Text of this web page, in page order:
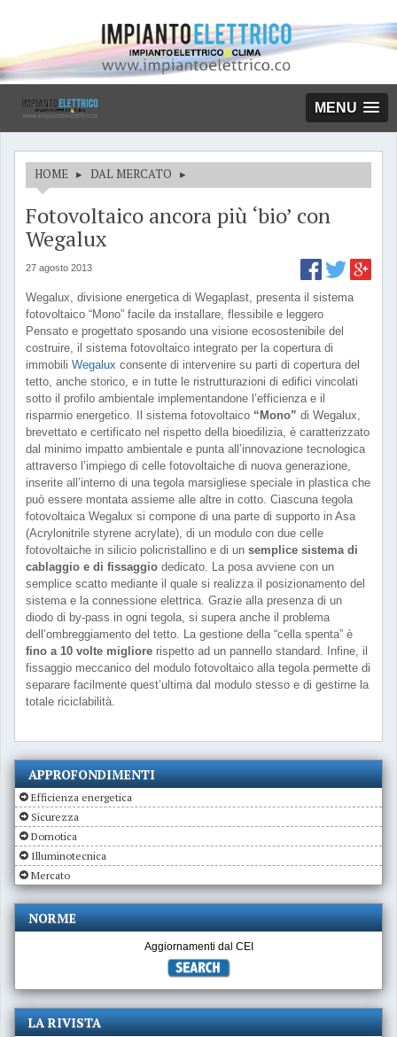
MENU
HOME ▸ DAL MERCATO ▸
Fotovoltaico ancora più ‘bio’ con
Wegalux
27 agosto 2013
Wegalux, divisione energetica di Wegaplast, presenta il sistema
fotovoltaico “Mono” facile da installare, flessibile e leggero
Pensato e progettato sposando una visione ecosostenibile del
costruire, il sistema fotovoltaico integrato per la copertura di
immobili Wegalux consente di intervenire su parti di copertura del
tetto, anche storico, e in tutte le ristrutturazioni di edifici vincolati
sotto il profilo ambientale implementandone l’efficienza e il
risparmio energetico. Il sistema fotovoltaico “Mono” di Wegalux,
brevettato e certificato nel rispetto della bioedilizia, è caratterizzato
dal minimo impatto ambientale e punta all’innovazione tecnologica
attraverso l’impiego di celle fotovoltaiche di nuova generazione,
inserite all’interno di una tegola marsigliese speciale in plastica che
può essere montata assieme alle altre in cotto. Ciascuna tegola
fotovoltaica Wegalux si compone di una parte di supporto in Asa
(Acrylonitrile styrene acrylate), di un modulo con due celle
fotovoltaiche in silicio policristallino e di un semplice sistema di
cablaggio e di fissaggio dedicato. La posa avviene con un
semplice scatto mediante il quale si realizza il posizionamento del
sistema e la connessione elettrica. Grazie alla presenza di un
diodo di by-pass in ogni tegola, si supera anche il problema
dell’ombreggiamento del tetto. La gestione della “cella spenta” è
fino a 10 volte migliore rispetto ad un pannello standard. Infine, il
fissaggio meccanico del modulo fotovoltaico alla tegola permette di
separare facilmente quest’ultima dal modulo stesso e di gestirne la
totale riciclabilità.
APPROFONDIMENTI
Efficienza energetica
Sicurezza
Domotica
Illuminotecnica
Mercato
NORME
Aggiornamenti dal CEI
LA RIVISTA